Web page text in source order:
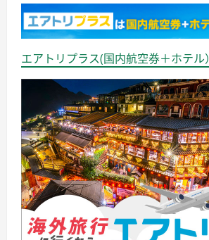
エアトリプラス(国内航空券＋ホテル）